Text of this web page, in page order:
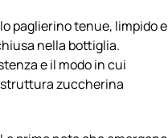
paglierino tenue, limpido e
nella bottiglia.
e il modo in cui
struttura zuccherina